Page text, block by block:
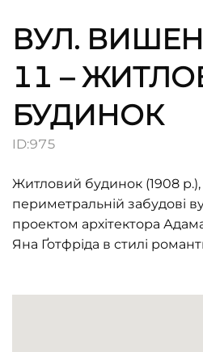
ВУЛ.
11 –
БУДИНОК
ID:975
Житловий будинок (1908
периметральній забудові
проектом архітектора
Яна Ґотфріда в стилі